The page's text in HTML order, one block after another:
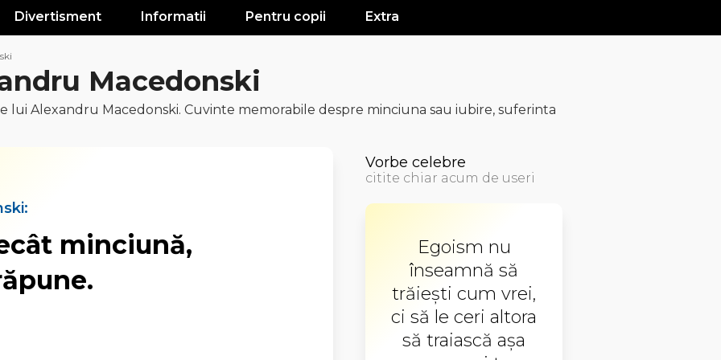
Divertisment Informatii Pentru copii Extra
Macedonski
lui Alexandru Macedonski. Cuvinte memorabile despre minciuna sau iubire, suferinta
minciună,
Vorbe celebre
citite chiar acum de useri
Egoism nu
înseamnă să
trăiești cum vrei,
ci să le ceri altora
să traiască așa